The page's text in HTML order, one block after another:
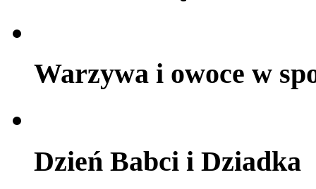
Warzywa i owoce w
Dzień Babci i Dziadka